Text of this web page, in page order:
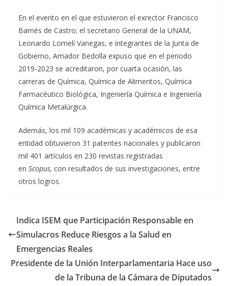
En el evento en el que estuvieron el exrector Francisco
Barnés de Castro; el secretario General de la UNAM,
Leonardo Lomelí Vanegas, e integrantes de la Junta de
Gobierno, Amador Bedolla expuso que en el periodo
2019-2023 se acreditaron, por cuarta ocasión, las
carreras de Química, Química de Alimentos, Química
Farmacéutico Biológica, Ingeniería Química e Ingeniería
Química Metalúrgica.
Además, los mil 109 académicas y académicos de esa
entidad obtuvieron 31 patentes nacionales y publicaron
mil 401 artículos en 230 revistas registradas
en Scopus, con resultados de sus investigaciones, entre
otros logros.
Indica ISEM que Participación Responsable en
Simulacros Reduce Riesgos a la Salud en
Emergencias Reales
Presidente de la Unión Interparlamentaria Hace uso
de la Tribuna de la Cámara de Diputados